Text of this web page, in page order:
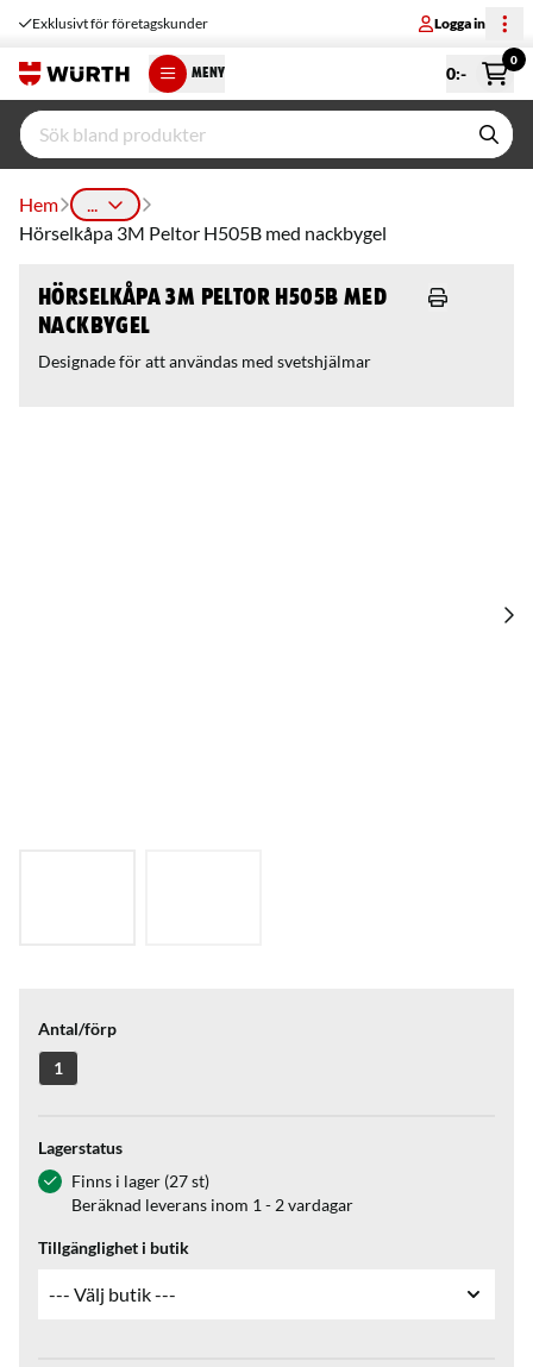
Exklusivt för företagskunder Logga in
MENY 0:-
0
Hem
...
Hörselkåpa 3M Peltor H505B med nackbygel
Hörselkåpa 3M Peltor H505B med
nackbygel
Designade för att användas med svetshjälmar
Antal/förp
1
Lagerstatus
Finns i lager (27 st)
Beräknad leverans inom 1 - 2 vardagar
Tillgänglighet i butik